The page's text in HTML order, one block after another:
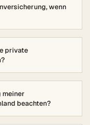
wenn
private
meiner
beachten?